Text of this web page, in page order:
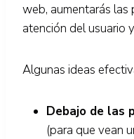
web, aumentarás
atención del usuario
Algunas ideas
Debajo de las
(para que vean